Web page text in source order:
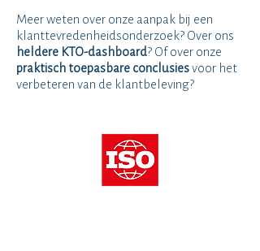
Meer weten over onze aanpak bij een
klanttevredenheidsonderzoek? Over ons
heldere KTO-dashboard? Of over onze
praktisch toepasbare conclusiesvoor het
verbeteren van de klantbeleving?